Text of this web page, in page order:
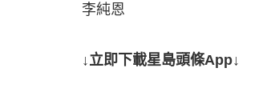
李純恩
↓立即下載星島頭條App↓